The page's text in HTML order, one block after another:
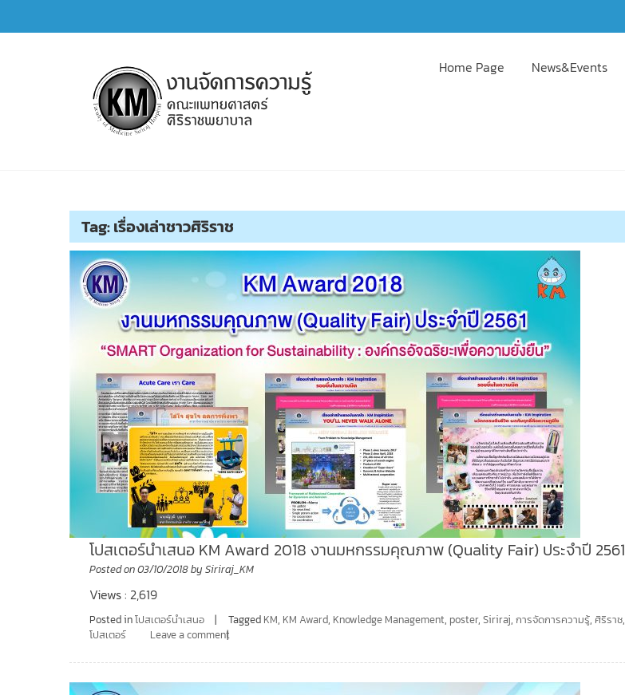
to
Home Page News&Events
Tag:เรื่องเล่าชาวศิริราช
โปสเตอร์นำเสนอ KM Award 2018 งานมหกรรมคุณภาพ (Quality Fair) ประจำปี 2561
Posted on03/10/2018bySiriraj_KM
Views : 2,619
Posted inโปสเตอร์นำเสนอ Tagged KM, KM Award, Knowledge Management, poster,Siriraj,การจัดการความรู้, ศิริราช,
โปสเตอร์
Leave a comment